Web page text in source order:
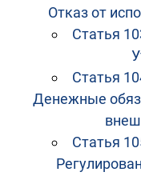
Отказ от
Статья
Статья
Денежные
Статья